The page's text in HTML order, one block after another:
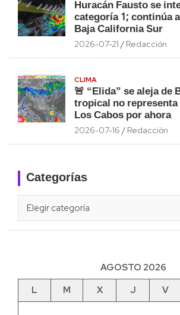
Huracán Fausto se
categoría 1; continúa
Baja California Sur
2026-07-21 Redacción
CLIMA
🚨 “Elida” se aleja de
tropical no
Los Cabos por ahora
2026-07-16 Redacción
Categorías
AGOSTO 2026
L
M X J V